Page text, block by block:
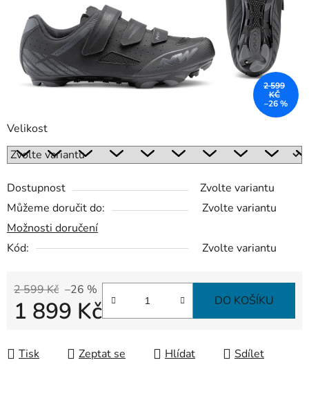
Velikost
Dostupnost
Zvolte variantu
Můžeme doručit do:
Zvolte variantu
Možnosti doručení
Kód:
Zvolte variantu
2 599 Kč –26 %
1 899 Kč DO KOŠÍKU
Tisk Zeptat se Hlídat Sdílet
2 599
KČ
–26 %